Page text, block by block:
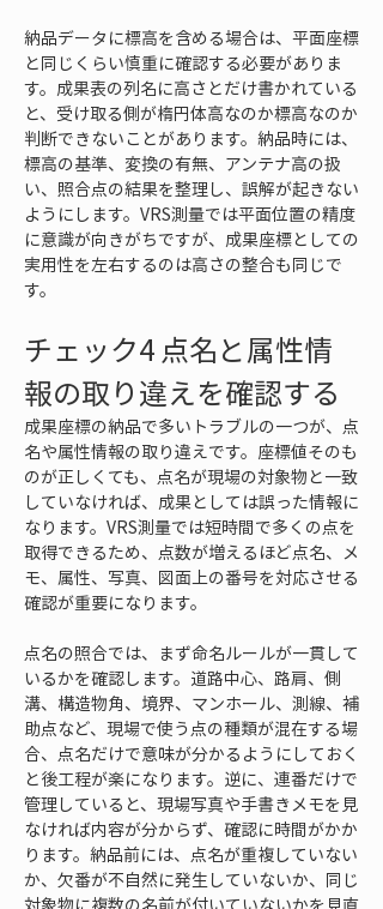
納品データに標高を含める場合は、平面座標
と同じくらい慎重に確認する必要がありま
す。成果表の列名に高さとだけ書かれている
と、受け取る側が楕円体高なのか標高なのか
判断できないことがあります。納品時には、
標高の基準、変換の有無、アンテナ高の扱
い、照合点の結果を整理し、誤解が起きない
ようにします。VRS測量では平面位置の精度
に意識が向きがちですが、成果座標としての
実用性を左右するのは高さの整合も同じで
す。
チェック4 点名と属性情
報の取り違えを確認する
成果座標の納品で多いトラブルの一つが、点
名や属性情報の取り違えです。座標値そのも
のが正しくても、点名が現場の対象物と一致
していなければ、成果としては誤った情報に
なります。VRS測量では短時間で多くの点を
取得できるため、点数が増えるほど点名、メ
モ、属性、写真、図面上の番号を対応させる
確認が重要になります。
点名の照合では、まず命名ルールが一貫して
いるかを確認します。道路中心、路肩、側
溝、構造物角、境界、マンホール、測線、補
助点など、現場で使う点の種類が混在する場
合、点名だけで意味が分かるようにしておく
と後工程が楽になります。逆に、連番だけで
管理していると、現場写真や手書きメモを見
なければ内容が分からず、確認に時間がかか
ります。納品前には、点名が重複していない
か、欠番が不自然に発生していないか、同じ
対象物に複数の名前が付いていないかを見直